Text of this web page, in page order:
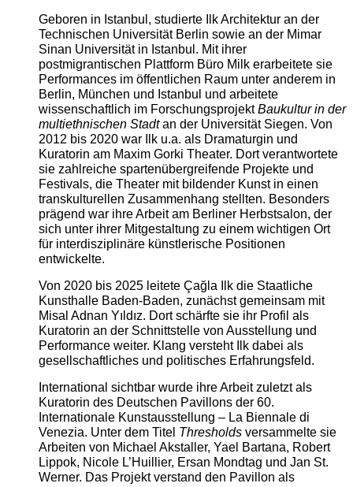
Geboren in Istanbul, studierte Ilk Architektur an der
Technischen Universität Berlin sowie an der Mimar
Sinan Universität in Istanbul. Mit ihrer
postmigrantischen Plattform Büro Milk erarbeitete sie
Performances im öffentlichen Raum unter anderem in
Berlin, München und Istanbul und arbeitete
wissenschaftlich im ForschungsprojektBaukultur in der
multiethnischen Stadtan der Universität Siegen. Von
2012 bis 2020 war Ilk u.a. als Dramaturgin und
Kuratorin am Maxim Gorki Theater. Dort verantwortete
sie zahlreiche spartenübergreifende Projekte und
Festivals, die Theater mit bildender Kunst in einen
transkulturellen Zusammenhang stellten. Besonders
prägend war ihre Arbeit am Berliner Herbstsalon, der
sich unter ihrer Mitgestaltung zu einem wichtigen Ort
für interdisziplinäre künstlerische Positionen
entwickelte.
Von 2020 bis 2025 leitete Çağla Ilk die Staatliche
Kunsthalle Baden-Baden, zunächst gemeinsam mit
Misal Adnan Yıldız. Dort schärfte sie ihr Profil als
Kuratorin an der Schnittstelle von Ausstellung und
Performance weiter. Klang versteht Ilk dabei als
gesellschaftliches und politisches Erfahrungsfeld.
International sichtbar wurde ihre Arbeit zuletzt als
Kuratorin des Deutschen Pavillons der 60.
Internationale Kunstausstellung – La Biennale di
Venezia. Unter dem Titel Thresholdsversammelte sie
Arbeiten von Michael Akstaller, Yael Bartana, Robert
Lippok, Nicole L’Huillier, Ersan Mondtag und Jan St.
Werner. Das Projekt verstand den Pavillon als